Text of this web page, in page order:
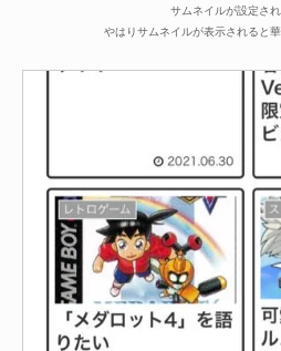
サムネイルが設定され
やはりサムネイルが表示されると